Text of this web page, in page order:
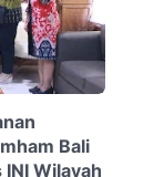
Bali
Wilayah